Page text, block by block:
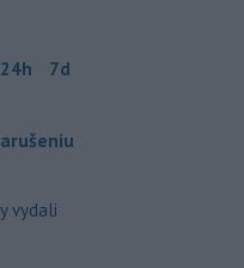
24h 7d
vydali